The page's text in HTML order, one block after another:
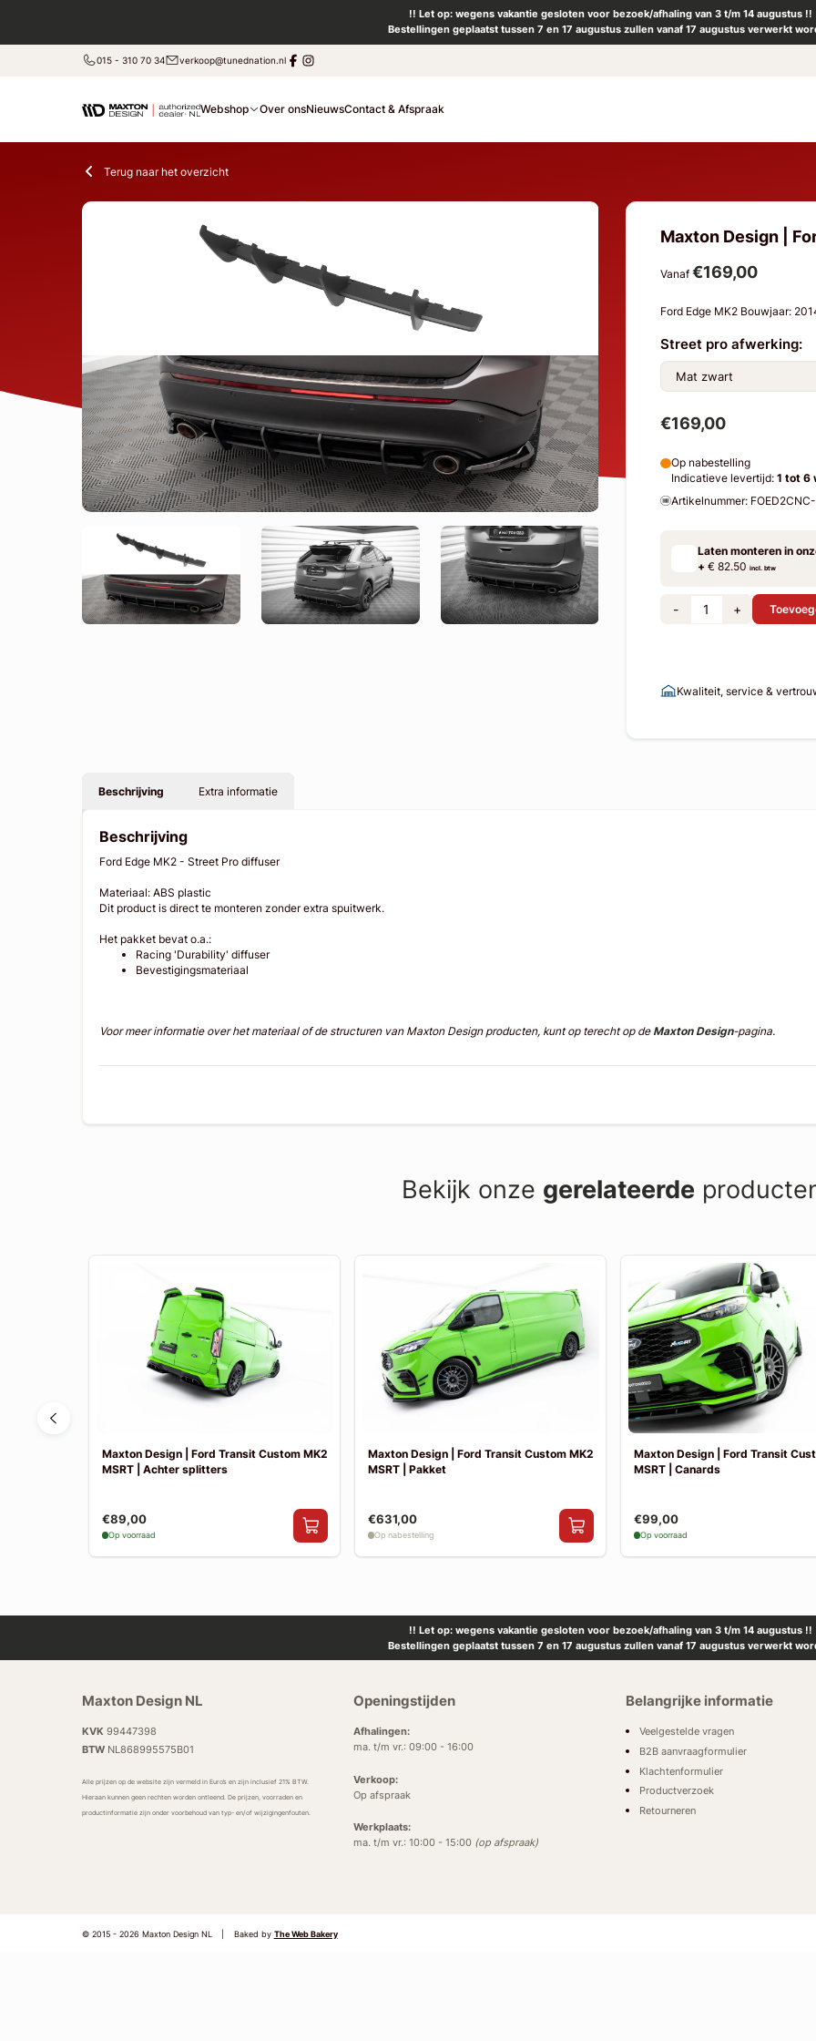
!! Let op: wegens vakantie gesloten voor bezoek/afhaling van 3 t/m 14 augustus !!
Bestellingen geplaatst tussen 7 en 17 augustus zullen vanaf 17 augustus verwerkt
015 - 310 70 34 verkoop@tunednation.nl
Webshop Over onsNieuwsContact & Afspraak
Terug naar het overzicht
Maxton Design |
Vanaf €169,00
Ford Edge MK2 Bouwjaar:
Street pro afwerking:
€169,00
Op nabestelling
Indicatieve levertijd: 1 tot 6
Artikelnummer:
Laten monteren in
+€ 82.50 incl. btw
- +
Kwaliteit, service &
Beschrijving Extra informatie
Beschrijving
Ford Edge MK2 - Street Pro diffuser
Materiaal: ABS plastic
Dit product is direct te monteren zonder extra spuitwerk.
Het pakket bevat o.a.:
Racing 'Durability' diffuser
Bevestigingsmateriaal
Voor meer informatie over het materiaal of de structuren van Maxton Design producten, kunt op terecht op deMaxton Design-pagina.
Bekijk onze gerelateerde
Maxton Design | Ford Transit Custom MK2
MSRT | Achter splitters
€89,00
Op voorraad
Maxton Design | Ford Transit Custom MK2
MSRT | Pakket
€631,00
Op nabestelling
Maxton Design | Ford Transit
MSRT | Canards
€99,00
Op voorraad
!! Let op: wegens vakantie gesloten voor bezoek/afhaling van 3 t/m 14 augustus !!
Bestellingen geplaatst tussen 7 en 17 augustus zullen vanaf 17 augustus verwerkt
Maxton Design NL
KVK 99447398
BTWNL868995575B01
Alle prijzen op de website zijn vermeld in Euro’s en zijn inclusief 21% BTW.
Hieraan kunnen geen rechten worden ontleend. De prijzen, voorraden en
productinformatie zijn onder voorbehoud van typ- en/of wijzigingenfouten.
Openingstijden
Afhalingen:
ma. t/m vr.: 09:00 - 16:00
Verkoop:
Op afspraak
Werkplaats:
ma. t/m vr.: 10:00 - 15:00 (op afspraak)
Belangrijke informatie
Veelgestelde vragen
B2B aanvraagformulier
Klachtenformulier
Productverzoek
Retourneren
© 2015 - 2026 Maxton Design NL Baked by The Web Bakery